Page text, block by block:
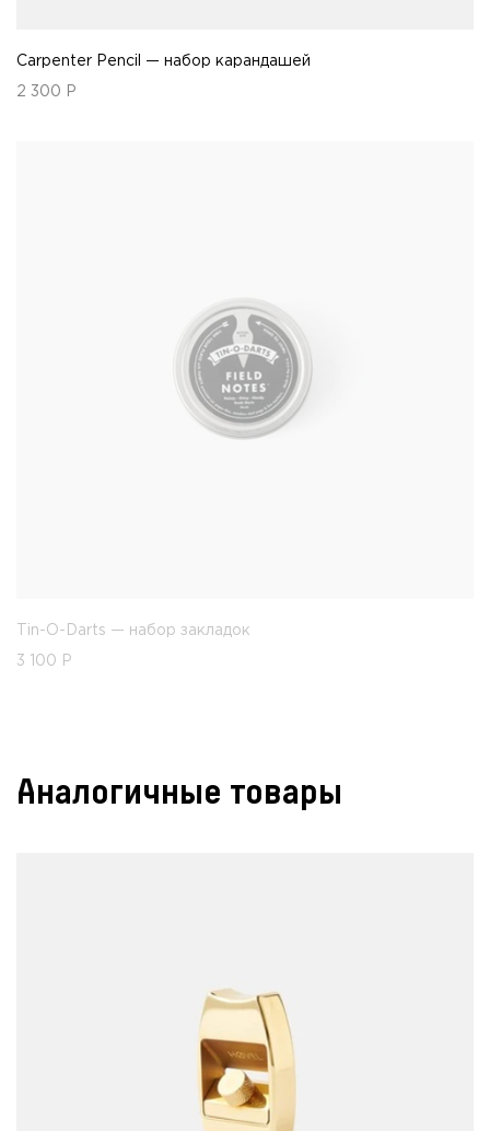
Carpenter Pencil — набор карандашей
2 300 Р
Tin-O-Darts — набор закладок
3 100 Р
Аналогичные товары